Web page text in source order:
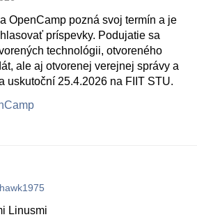
OpenCamp pozná svoj termín a je
príspevky. Podujatie sa
technológii, otvoreného
ale aj otvorenej verejnej správy a
uskutoční 25.4.2026 na FIIT STU.
Linusmi